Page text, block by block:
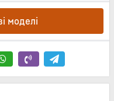
моделі